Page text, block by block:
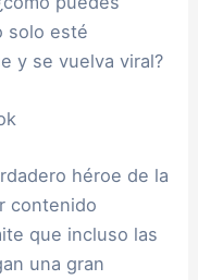
solo esté
y se vuelva viral?
héroe de la
contenido
que incluso las
una gran